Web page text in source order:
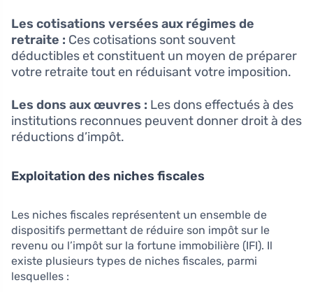
Les cotisations versées aux régimes de
retraite : Ces cotisations sont souvent
déductibles et constituent un moyen de préparer
votre retraite tout en réduisant votre imposition.
Les dons aux œuvres : Les dons effectués à des
institutions reconnues peuvent donner droit à des
réductions d’impôt.
Exploitation des niches fiscales
Les niches fiscales représentent un ensemble de
dispositifs permettant de réduire son impôt sur le
revenu ou l’impôt sur la fortune immobilière (IFI). Il
existe plusieurs types de niches fiscales, parmi
lesquelles :